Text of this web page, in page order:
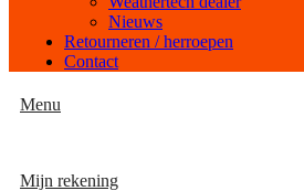
Nieuws
Retourneren / herroepen
Contact
Menu
Mijn rekening